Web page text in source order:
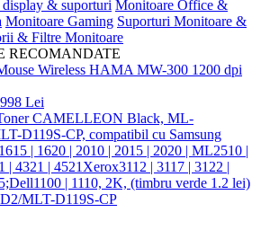
& suporturi Monitoare Office &
Monitoare Gaming Suporturi Monitoare &
& Filtre Monitoare
RECOMANDATE
Wireless HAMA MW-300 1200 dpi
98 Lei
CAMELLEON Black, ML-
D119S-CP, compatibil cu Samsung
| 1620 | 2010 | 2015 | 2020 | ML2510 |
| 4321 | 4521Xerox3112 | 3117 | 3122 |
| 1110, 2K, (timbru verde 1.2 lei)
MLT-D119S-CP